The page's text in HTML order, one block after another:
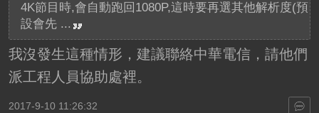
4K節目時,會自動跑回1080P,這時要再選其他解析度(預
設會先 ...
我沒發生這種情形，建議聯絡中華電信，請他們
派工程人員協助處裡。
2017-9-10 11:26:32